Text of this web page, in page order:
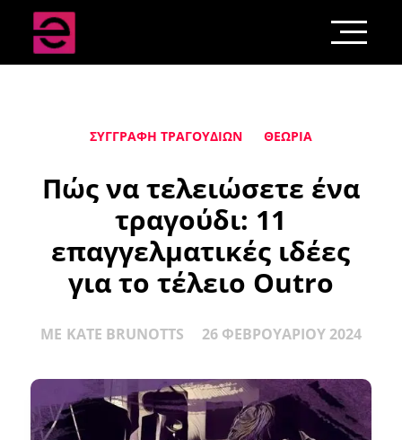
ΣΥΓΓΡΑΦΉ ΤΡΑΓΟΥΔΙΏΝ ΘΕΩΡΊΑ
Πώς να τελειώσετε ένα
τραγούδι: 11
επαγγελματικές ιδέες
για το τέλειο Outro
ΜΕ KATE BRUNOTTS 26 ΦΕΒΡΟΥΑΡΊΟΥ 2024